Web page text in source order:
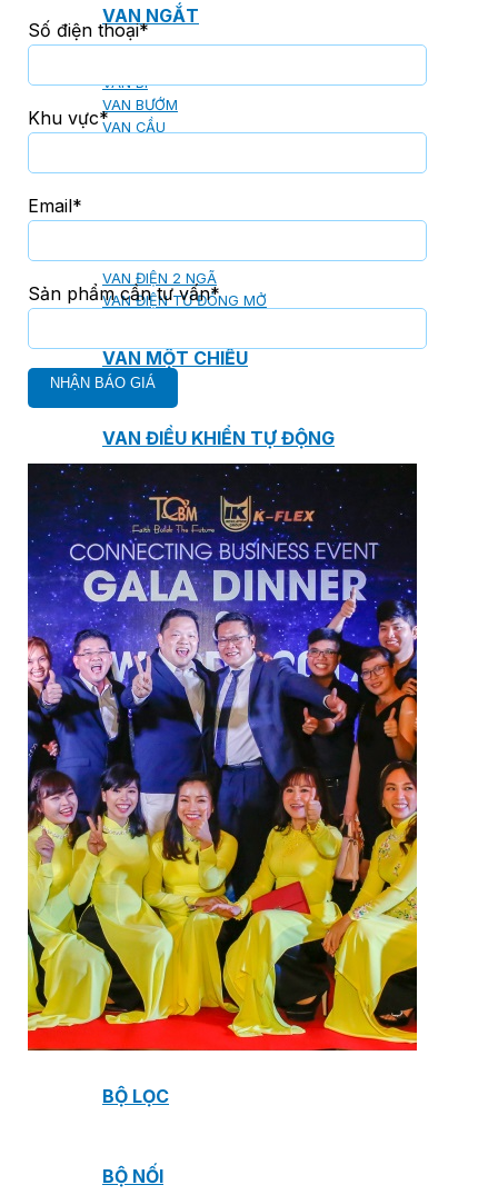
VAN NGẮT
VAN BI
VAN BƯỚM
VAN CẦU
VAN ĐIỆN 2 NGÃ
VAN ĐIỆN TỪ ĐÓNG MỞ
VAN MỘT CHIỀU
VAN ĐIỀU KHIỂN TỰ ĐỘNG
VAN NGĂN DÒNG CHẢY NGƯỢC
VAN GIẢM ÁP
VAN CÂN BẰNG
VAN AN TOÀN
VAN ĐIỀU KHIỂN NƯỚC NÓNG
VAN XẢ KHÍ
BỘ LỌC
BỘ NỐI
Số điện thoại*
Khu vực*
Email*
Sản phẩm cần tư vấn*